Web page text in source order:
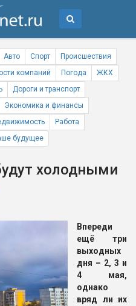
Авто Спорт
Происшествия
компаний Погода
ЖКХ
Дороги и транспорт
Экономика и финансы
Работа
будущее
холодными
Впереди
ещё три
выходных
дня – 2, 3 и
4 мая,
однако
вряд ли их